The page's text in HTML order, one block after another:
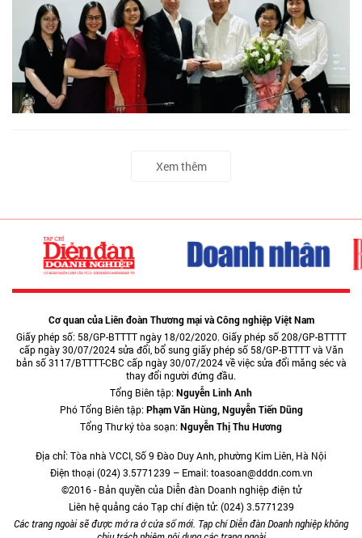
Xem thêm
Cơ quan của Liên đoàn Thương mại và Công nghiệp Việt Nam
Giấy phép số: 58/GP-BTTTT ngày 18/02/2020. Giấy phép số 208/GP-BTTTT
cấp ngày 30/07/2024 sửa đổi, bổ sung giấy phép số 58/GP-BTTTT và Văn
bản số 3117/BTTTT-CBC cấp ngày 30/07/2024 về việc sửa đổi măng séc và
thay đổi người đứng đầu.
Tổng Biên tập:Nguyễn Linh Anh
Phó Tổng Biên tập:Phạm Văn Hùng, Nguyễn Tiến Dũng
Tổng Thư ký tòa soạn:Nguyễn Thị Thu Hương
Địa chỉ: Tòa nhà VCCI, Số 9 Đào Duy Anh, phường Kim Liên, Hà Nội
Điện thoại (024) 3.5771239 – Email: toasoan@dddn.com.vn
©2016 - Bản quyền của Diễn đàn Doanh nghiệp điện tử
Liên hệ quảng cáo Tạp chí điện tử: (024) 3.5771239
Các trang ngoài sẽ được mở ra ở cửa sổ mới. Tạp chí Diễn đàn Doanh nghiệp không